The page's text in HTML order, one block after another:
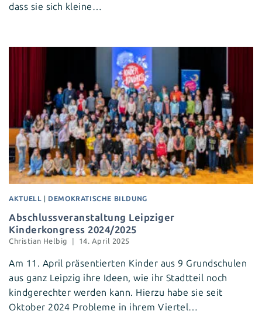
dass sie sich kleine…
AKTUELL DEMOKRATISCHE BILDUNG
Abschlussveranstaltung Leipziger
Kinderkongress 2024/2025
Christian Helbig 14. April 2025
Am 11. April präsentierten Kinder aus 9 Grundschulen
aus ganz Leipzig ihre Ideen, wie ihr Stadtteil noch
kindgerechter werden kann. Hierzu habe sie seit
Oktober 2024 Probleme in ihrem Viertel…